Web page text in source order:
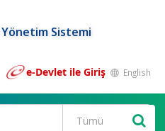
Sistemi
e-Devlet ile Giriş English